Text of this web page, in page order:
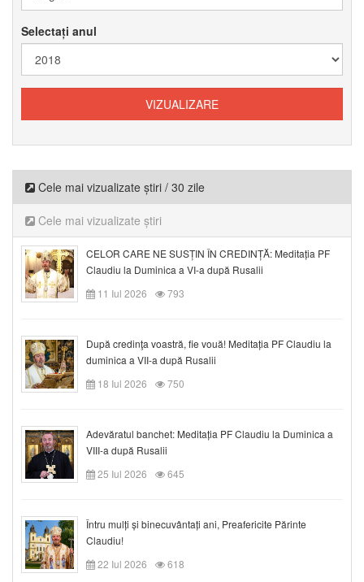
Selectați anul
Cele mai vizualizate știri / 30 zile
Cele mai vizualizate știri
CELOR CARE NE SUSȚIN ÎN CREDINȚĂ: Meditația PF
Claudiu la Duminica a VI-a după Rusalii
11 Iul 2026
793
După credinţa voastră, fie vouă! Meditația PF Claudiu la
duminica a VII-a după Rusalii
18 Iul 2026
750
Adevăratul banchet: Meditația PF Claudiu la Duminica a
VIII-a după Rusalii
25 Iul 2026
645
Întru mulți și binecuvântați ani, Preafericite Părinte
Claudiu!
22 Iul 2026
618